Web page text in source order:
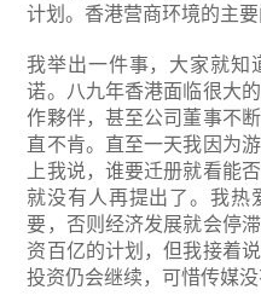
计划。香港营商环境的主要
我举出一件事，大家就知
诺。八九年香港面临很大
作夥伴，甚至公司董事不
直不肯。直至一天我因为
上我说，谁要迁册就看能
就没有人再提出了。我热
要，否则经济发展就会停
资百亿的计划，但我接着
投资仍会继续，可惜传媒